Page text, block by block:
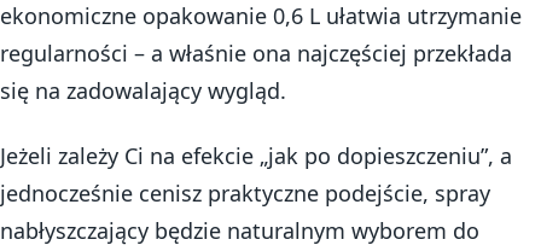
ekonomiczne opakowanie 0,6 L ułatwia utrzymanie
regularności – a właśnie ona najczęściej przekłada
się na zadowalający wygląd.
Jeżeli zależy Ci na efekcie „jak po dopieszczeniu”, a
jednocześnie cenisz praktyczne podejście, spray
nabłyszczający będzie naturalnym wyborem do